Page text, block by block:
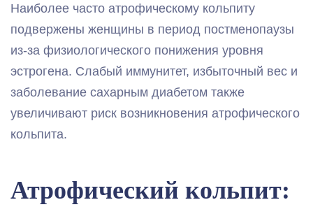
Наиболее часто атрофическому кольпиту
подвержены женщины в период постменопаузы
из-за физиологического понижения уровня
эстрогена. Слабый иммунитет, избыточный вес и
заболевание сахарным диабетом также
увеличивают риск возникновения атрофического
кольпита.
Атрофический кольпит: